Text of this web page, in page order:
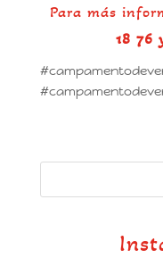
Para más
18 76